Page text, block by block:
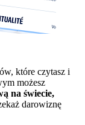
które czytasz i
możesz
na świecie,
darowiznę